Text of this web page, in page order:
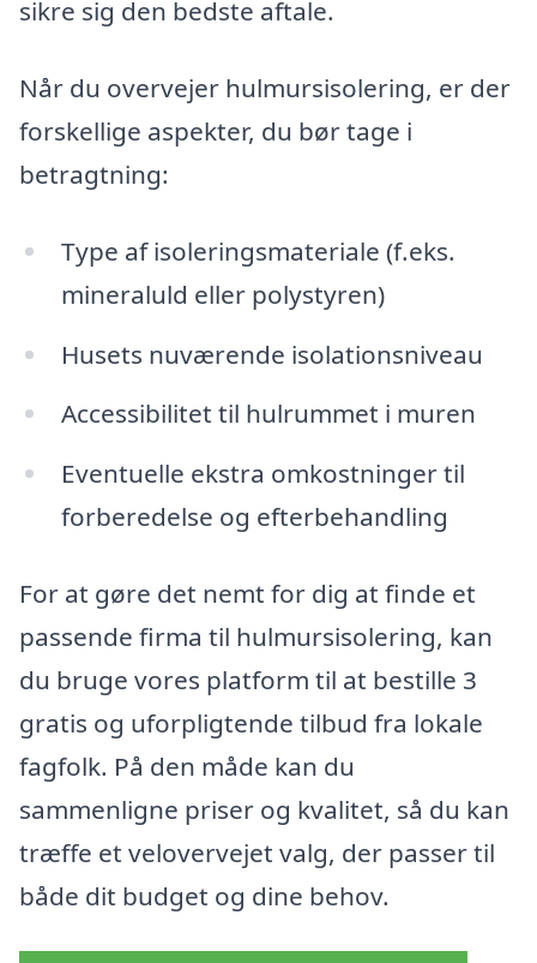
sikre sig den bedste aftale.
Når du overvejer hulmursisolering, er der
forskellige aspekter, du bør tage i
betragtning:
Type af isoleringsmateriale (f.eks.
mineraluld eller polystyren)
Husets nuværende isolationsniveau
Accessibilitet til hulrummet i muren
Eventuelle ekstra omkostninger til
forberedelse og efterbehandling
For at gøre det nemt for dig at finde et
passende firma til hulmursisolering, kan
du bruge vores platform til at bestille 3
gratis og uforpligtende tilbud fra lokale
fagfolk. På den måde kan du
sammenligne priser og kvalitet, så du kan
træffe et velovervejet valg, der passer til
både dit budget og dine behov.